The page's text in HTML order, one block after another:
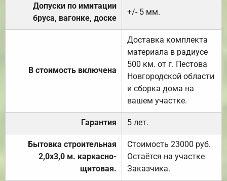
Допуски по имитации
бруса, вагонке, доске
+/- 5 мм.
В стоимость включена
Доставка комплекта
материала в радиусе
500 км. от г. Пестова
Новгородской области
и сборка дома на
вашем участке.
Гарантия 5 лет.
Бытовка строительная
2,0х3,0 м. каркасно-
щитовая.
Стоимость 23000 руб.
Остаётся на участке
Заказчика.